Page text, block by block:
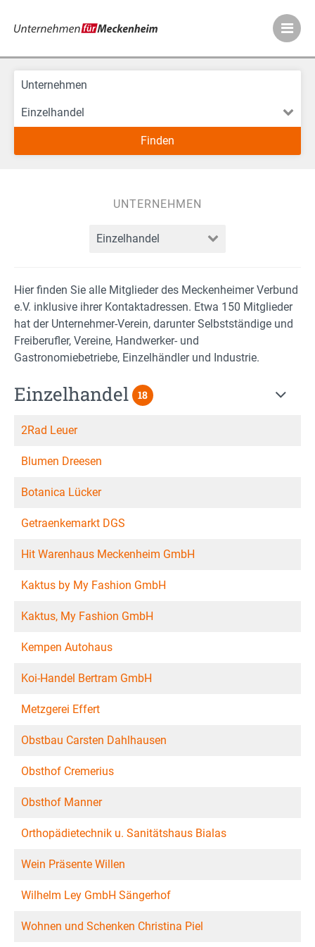
Meckenheimer
UNTERNEHMEN
Hier finden Sie alle Mitglieder des Meckenheimer Verbund
e.V. inklusive ihrer Kontaktadressen. Etwa 150 Mitglieder
hat der Unternehmer-Verein, darunter Selbstständige und
Freiberufler, Vereine, Handwerker- und
Gastronomiebetriebe, Einzelhändler und Industrie.
Einzelhandel 18
2Rad Leuer
Blumen Dreesen
Botanica Lücker
Getraenkemarkt DGS
Hit Warenhaus Meckenheim GmbH
Kaktus by My Fashion GmbH
Kaktus, My Fashion GmbH
Kempen Autohaus
Koi-Handel Bertram GmbH
Metzgerei Effert
Obstbau Carsten Dahlhausen
Obsthof Cremerius
Obsthof Manner
Orthopädietechnik u. Sanitätshaus Bialas
Wein Präsente Willen
Wilhelm Ley GmbH Sängerhof
Wohnen und Schenken Christina Piel